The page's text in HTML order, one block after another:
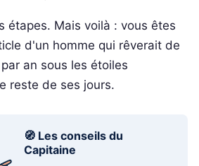
étapes. Mais voilà : vous êtes
d'un homme qui rêverait de
an sous les étoiles
reste de ses jours.
🧭 Les conseils du
Capitaine